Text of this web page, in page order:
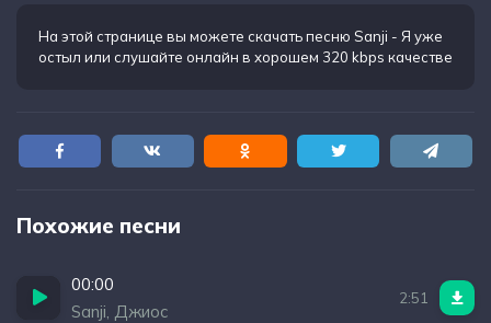
На этой странице вы можете скачать песню Sanji - Я уже
остыл или слушайте онлайн в хорошем 320 kbps качестве
Похожие песни
00:00
Sanji, Джиос
2:51